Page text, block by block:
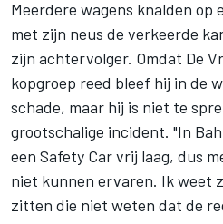
Meerdere wagens knalden op
met zijn neus de verkeerde
zijn achtervolger. Omdat De
kopgroep reed bleef hij in de
schade, maar hij is niet te
grootschalige incident. "In
een Safety Car vrij laag, dus
niet kunnen ervaren. Ik weet
zitten die niet weten dat de